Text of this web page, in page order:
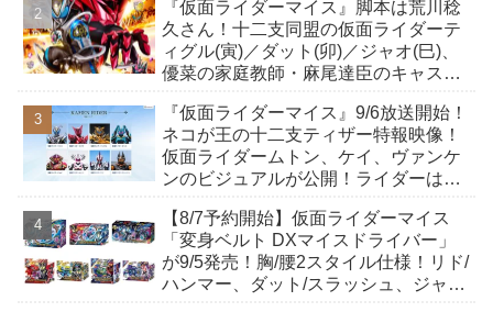
か12点！
『仮面ライダーマイス』脚本は荒川稔
久さん！十二支同盟の仮面ライダーテ
ィグル(寅)／ダット(卯)／ジャオ(巳)、
優菜の家庭教師・麻尾達臣のキャスト
んも変身！
『仮面ライダーマイス』9/6放送開始！
ネコが王の十二支ティザー特報映像！
仮面ライダームトン、ケイ、ヴァンケ
ンのビジュアルが公開！ライダーは子
【8/7予約開始】仮面ライダーマイス
「変身ベルト DXマイスドライバー」
が9/5発売！胸/腰2スタイル仕様！リド/
ハンマー、ダット/スラッシュ、ジャ